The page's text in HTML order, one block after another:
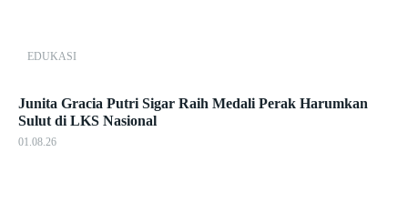
EDUKASI
Junita Gracia Putri Sigar Raih Medali Perak Harumkan
Sulut di LKS Nasional
01.08.26